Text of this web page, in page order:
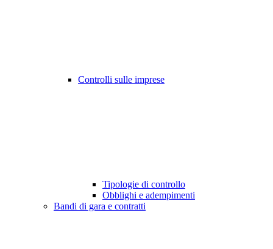
Controlli sulle imprese
Tipologie di controllo
Obblighi e adempimenti
Bandi di gara e contratti